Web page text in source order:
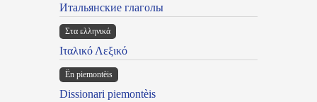
Итальянские глаголы
Στα ελληνικά
Ιταλικό Λεξικό
Ën piemontèis
Dissionari piemontèis